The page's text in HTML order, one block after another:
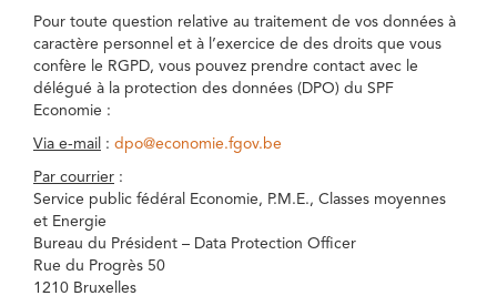
Pour toute question relative au traitement de vos données à
caractère personnel et à l’exercice de des droits que vous
confère le RGPD, vous pouvez prendre contact avec le
délégué à la protection des données (DPO) du SPF
Economie :
Via e-mail : dpo@economie.fgov.be
Par courrier :
Service public fédéral Economie, P.M.E., Classes moyennes
et Energie
Bureau du Président – Data Protection Officer
Rue du Progrès 50
1210 Bruxelles